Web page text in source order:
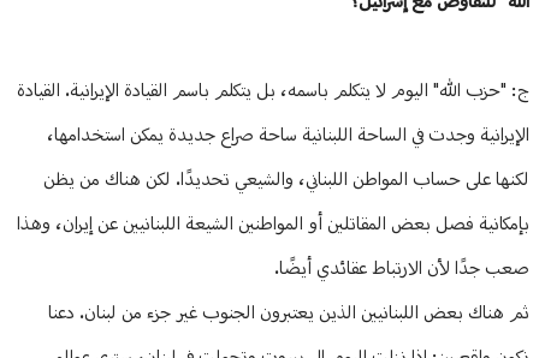
ج: "حزب الله" اليوم لا يتكلم باسمه، بل يتكلم باسم القيادة الإيرانية. القيادة
الإيرانية وجدت في الساحة اللبنانية ساحة صراع جديدة يمكن استخدامها،
لكنها على حساب المواطن اللبناني، والشيعي تحديدًا. لكن هناك من يظن
بإمكانية فصل بعض المقاتلين أو المواطنين الشيعة اللبنانيين عن إيران، وهذا
صعب جدًا لأن الارتباط عقائدي أيضًا.
ثم هناك بعض اللبنانيين الذين يعتبرون الجنوب غير جزء من لبنان. دعنا